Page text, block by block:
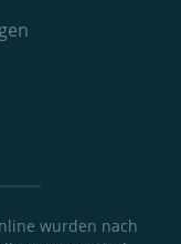
wurden nach